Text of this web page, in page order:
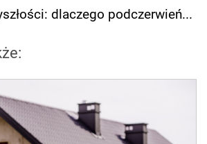
dlaczego podczerwień...